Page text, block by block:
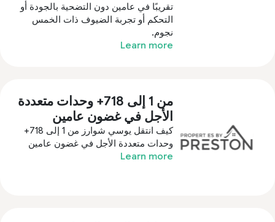
تقريبًا في عامين دون التضحية بالجودة أو
التحكم أو تجربة الضيوف ذات الخمس
نجوم.
Learn more
من 1 إلى 718+ وحدات متعددة
الأجل في غضون عامين
كيف انتقل يوسي شوارز من 1 إلى 718+
وحدات متعددة الأجل في غضون عامين
Learn more